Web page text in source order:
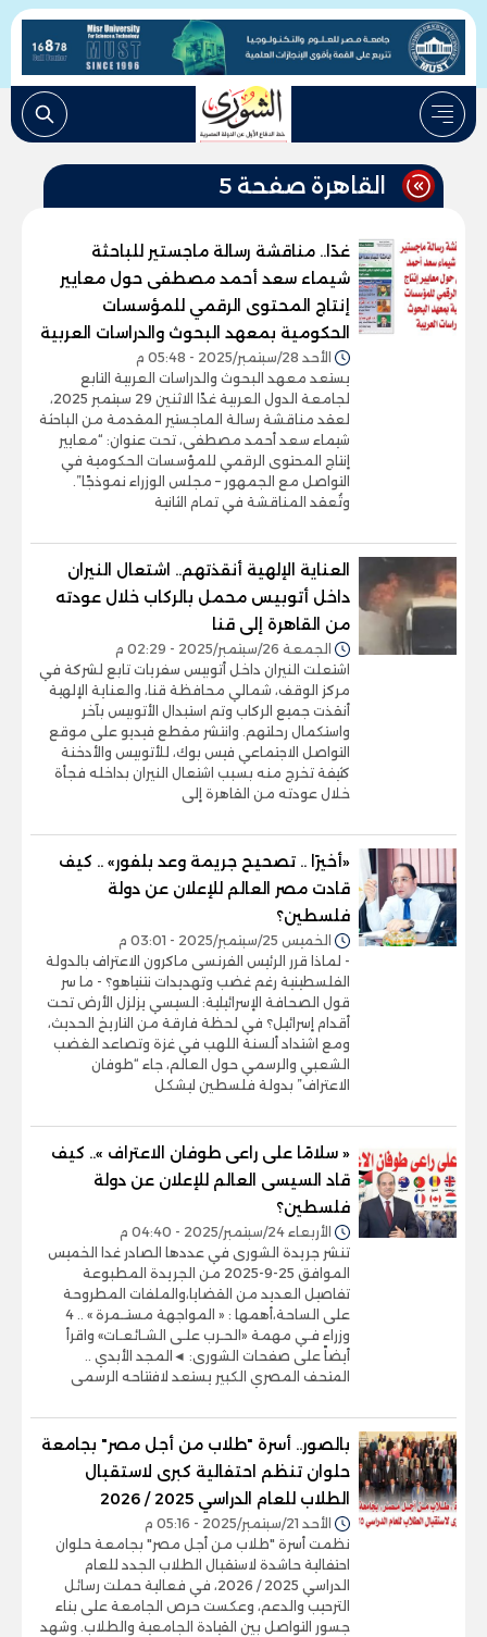
القاهرة صفحة 5
غدًا.. مناقشة رسالة ماجستير للباحثة
شيماء سعد أحمد مصطفى حول معايير
إنتاج المحتوى الرقمي للمؤسسات
الحكومية بمعهد البحوث والدراسات العربية
الأحد 28/سبتمبر/2025 - 05:48 م
يستعد معهد البحوث والدراسات العربية التابع
لجامعة الدول العربية غدًا الاثنين 29 سبتمبر 2025،
لعقد مناقشة رسالة الماجستير المقدمة من الباحثة
شيماء سعد أحمد مصطفى، تحت عنوان: “معايير
إنتاج المحتوى الرقمي للمؤسسات الحكومية في
التواصل مع الجمهور – مجلس الوزراء نموذجًا”.
وتُعقد المناقشة في تمام الثانية
العناية الإلهية أنقذتهم.. اشتعال النيران
داخل أتوبيس محمل بالركاب خلال عودته
من القاهرة إلى قنا
الجمعة 26/سبتمبر/2025 - 02:29 م
اشتعلت النيران داخل أتوبيس سفريات تابع لشركة في
مركز الوقف، شمالي محافظة قنا، والعناية الإلهية
أنقذت جميع الركاب وتم استبدال الأتوبيس بآخر
واستكمال رحلتهم. وانتشر مقطع فيديو على موقع
التواصل الاجتماعي فيس بوك، للأتوبيس والأدخنة
كثيفة تخرج منه بسبب اشتعال النيران بداخله فجأة
خلال عودته من القاهرة إلى
«أخيرًا .. تصحيح جريمة وعد بلفور» .. كيف
قادت مصر العالم للإعلان عن دولة
فلسطين؟
الخميس 25/سبتمبر/2025 - 03:01 م
- لماذا قرر الرئيس الفرنسى ماكرون الاعتراف بالدولة
الفلسطينية رغم غضب وتهديدات نتنياهو؟ - ما سر
قول الصحافة الإسرائيلية: السيسي يزلزل الأرض تحت
أقدام إسرائيل؟ في لحظة فارقة من التاريخ الحديث،
ومع اشتداد ألسنة اللهب في غزة وتصاعد الغضب
الشعبي والرسمي حول العالم، جاء “طوفان
الاعتراف” بدولة فلسطين ليشكل
« سلامًا على راعى طوفان الاعتراف ».. كيف
قاد السيسى العالم للإعلان عن دولة
فلسطين؟
الأربعاء 24/سبتمبر/2025 - 04:40 م
تنشر جريدة الشورى في عددها الصادر غدا الخميس
الموافق 25-9-2025 من الجريدة المطبوعة
تفاصيل العديد من القضايا،والملفات المطروحة
على الساحة،أهمها : « المواجهة مستــمرة » .. 4
وزراء فـي مهمة «الحـرب علـى الشـائعـات» واقرأ
أيضاً على صفحات الشورى: ◄المجد الأبدي ..
المتحف المصري الكبير يستعد لافتتاحه الرسمى
بالصور.. أسرة "طلاب من أجل مصر" بجامعة
حلوان تنظم احتفالية كبرى لاستقبال
الطلاب للعام الدراسي 2025 / 2026
الأحد 21/سبتمبر/2025 - 05:16 م
نظمت أسرة "طلاب من أجل مصر" بجامعة حلوان
احتفالية حاشدة لاستقبال الطلاب الجدد للعام
الدراسي 2025 / 2026، في فعالية حملت رسائل
الترحيب والدعم، وعكست حرص الجامعة على بناء
جسور التواصل بين القيادة الجامعية والطلاب. وشهد